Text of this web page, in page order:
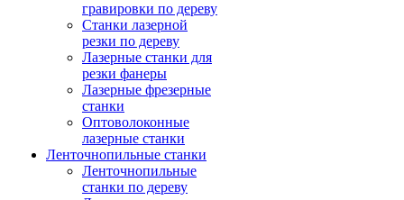
гравировки по дереву
Станки лазерной
резки по дереву
Лазерные станки для
резки фанеры
Лазерные фрезерные
станки
Оптоволоконные
лазерные станки
Ленточнопильные станки
Ленточнопильные
станки по дереву